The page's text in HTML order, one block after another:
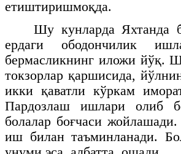
етиштиришмоқда.
Шу кунларда Яхтанда
ердаги ободончилик
бермасликнинг иложи йўқ.
токзорлар қаршисида,
икки қаватли кўркам
Пардозлаш ишлари олиб
болалар боғчаси
иш билан таъминланади.